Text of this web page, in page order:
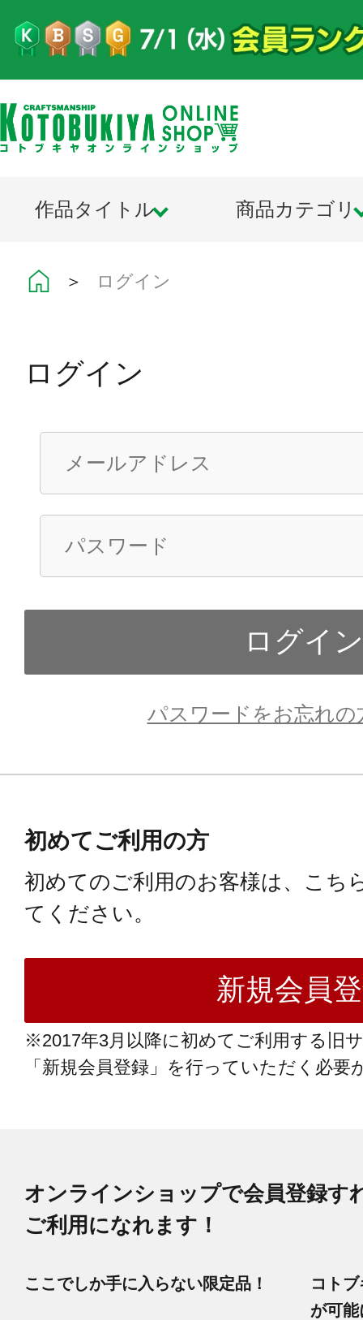
作品タイトル 商品カテゴリ
＞ ログイン
ログイン
パスワードをお忘れの
初めてご利用の方
初めてのご利用のお客様は、こち
てください。
※2017年3月以降に初めてご利用する旧
「新規会員登録」を行っていただく必要
オンラインショップで会員登録す
ご利用になれます！
ここでしか手に入らない限定品！
コト
が可能